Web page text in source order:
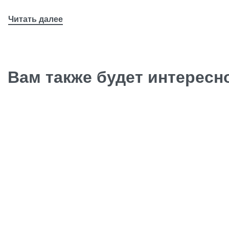
Вам также будет